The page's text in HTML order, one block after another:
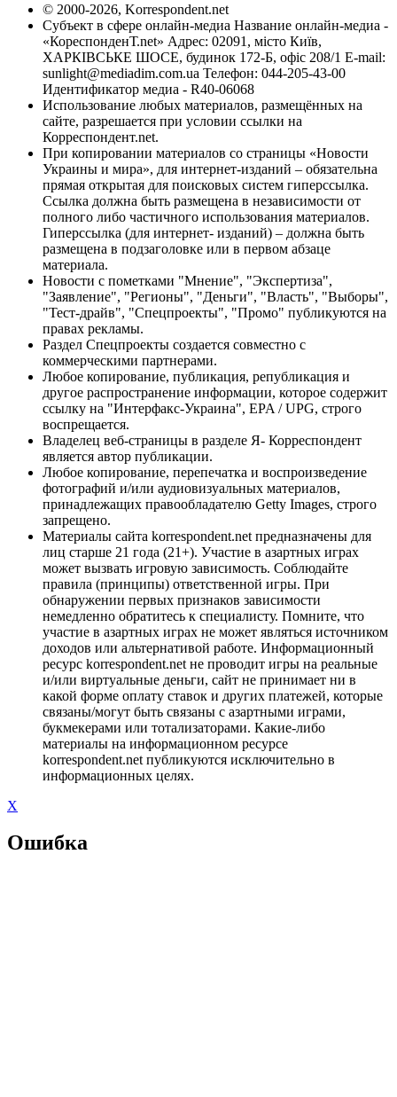
© 2000-2026, Korrespondent.net
Субъект в сфере онлайн-медиа Название онлайн-медиа -
«КореспонденТ.net» Адрес: 02091, місто Київ,
ХАРКІВСЬКЕ ШОСЕ, будинок 172-Б, офіс 208/1 E-mail:
sunlight@mediadim.com.ua Телефон: 044-205-43-00
Идентификатор медиа - R40-06068
Использование любых материалов, размещённых на
сайте, разрешается при условии ссылки на
Корреспондент.net.
При копировании материалов со страницы «Новости
Украины и мира», для интернет-изданий – обязательна
прямая открытая для поисковых систем гиперссылка.
Ссылка должна быть размещена в независимости от
полного либо частичного использования материалов.
Гиперссылка (для интернет- изданий) – должна быть
размещена в подзаголовке или в первом абзаце
материала.
Новости с пометками "Мнение", "Экспертиза",
"Заявление", "Регионы", "Деньги", "Власть", "Выборы",
"Тест-драйв", "Спецпроекты", "Промо" публикуются на
правах рекламы.
Раздел Спецпроекты создается совместно с
коммерческими партнерами.
Любое копирование, публикация, републикация и
другое распространение информации, которое содержит
ссылку на "Интерфакс-Украина", EPA / UPG, строго
воспрещается.
Владелец веб-страницы в разделе Я- Корреспондент
является автор публикации.
Любое копирование, перепечатка и воспроизведение
фотографий и/или аудиовизуальных материалов,
принадлежащих правообладателю Getty Images, строго
запрещено.
Материалы сайта korrespondent.net предназначены для
лиц старше 21 года (21+). Участие в азартных играх
может вызвать игровую зависимость. Соблюдайте
правила (принципы) ответственной игры. При
обнаружении первых признаков зависимости
немедленно обратитесь к специалисту. Помните, что
участие в азартных играх не может являться источником
доходов или альтернативой работе. Информационный
ресурс korrespondent.net не проводит игры на реальные
и/или виртуальные деньги, сайт не принимает ни в
какой форме оплату ставок и других платежей, которые
связаны/могут быть связаны с азартными играми,
букмекерами или тотализаторами. Какие-либо
материалы на информационном ресурсе
korrespondent.net публикуются исключительно в
информационных целях.
X
Ошибка